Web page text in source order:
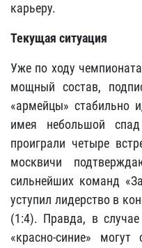
карьеру.
Текущая ситуация
Уже по ходу
мощный состав,
«армейцы» стабильно
имея небольшой
проиграли четыре
москвичи
сильнейших команд
уступил лидерство в
(1:4). Правда, в
«красно-синие»